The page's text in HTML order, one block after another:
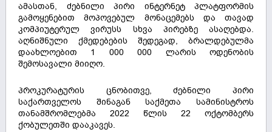
ამასთან, ძებნილი პირი ინტერნეტ პლატფორმის
გამოყენებით მოპოვებულ მონაცემებს და თავად
კომპიუტერულ ვირუსს სხვა პირებზე ასაღებდა.
აღნიშნული ქმედებების შედეგად, ბრალდებულმა
დაახლოებით 1 000 000 ლარის ოდენობის
შემოსავალი მიიღო.
პროკურატურის ცნობითვე, ძებნილი პირი
საქართველოს შინაგან საქმეთა სამინისტროს
თანამშრომლებმა 2022 წლის 22 ოქტომბერს
ქობულეთში დააკავეს.